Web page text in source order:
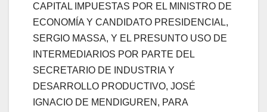
CAPITAL IMPUESTAS POR EL MINISTRO DE
ECONOMÍA Y CANDIDATO PRESIDENCIAL,
SERGIO MASSA, Y EL PRESUNTO USO DE
INTERMEDIARIOS POR PARTE DEL
SECRETARIO DE INDUSTRIA Y
DESARROLLO PRODUCTIVO, JOSÉ
IGNACIO DE MENDIGUREN, PARA